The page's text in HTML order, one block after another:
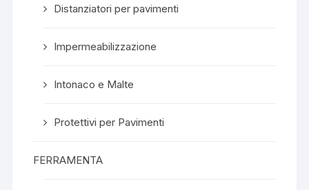
Distanziatori per pavimenti
Impermeabilizzazione
Intonaco e Malte
Protettivi per Pavimenti
FERRAMENTA